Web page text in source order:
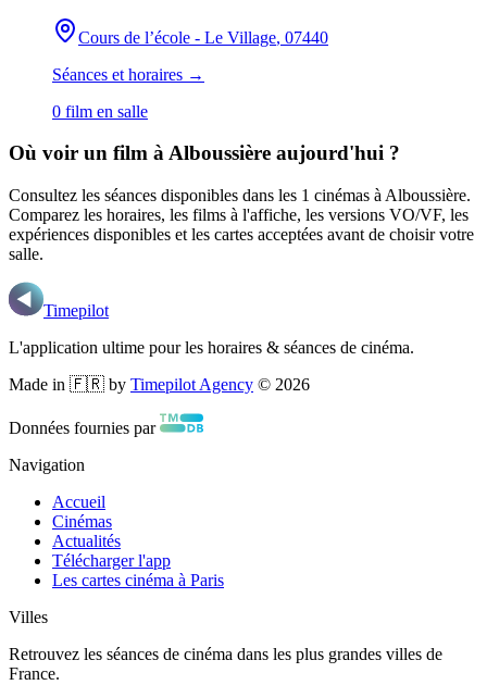
Cours de l’école - Le Village, 07440
Séances et horaires →
0 film en salle
Où voir un film à Alboussière aujourd'hui ?
Consultez les séances disponibles dans les 1 cinémas à Alboussière.
Comparez les horaires, les films à l'affiche, les versions VO/VF, les
expériences disponibles et les cartes acceptées avant de choisir votre
salle.
Timepilot
L'application ultime pour les horaires & séances de cinéma.
Made in 🇫🇷 by Timepilot Agency © 2026
Données fournies par
Navigation
Accueil
Cinémas
Actualités
Télécharger l'app
Les cartes cinéma à Paris
Villes
Retrouvez les séances de cinéma dans les plus grandes villes de
France.